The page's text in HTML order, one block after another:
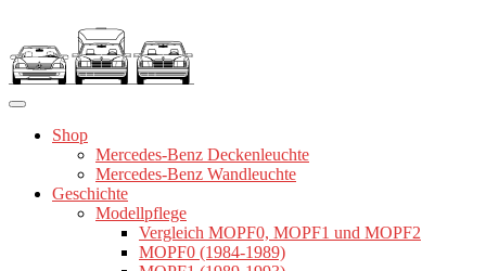
springen
Shop
Mercedes-Benz Deckenleuchte
Mercedes-Benz Wandleuchte
Geschichte
Modellpflege
Vergleich MOPF0, MOPF1 und MOPF2
MOPF0 (1984-1989)